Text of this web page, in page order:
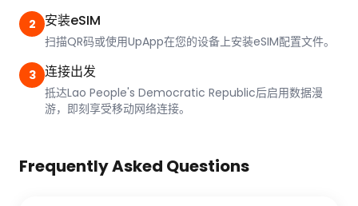
2 安装eSIM
扫描QR码或使用UpApp在您的设备上安装eSIM配置文件。
3 连接出发
抵达Lao People's Democratic Republic后启用数据漫
游，即刻享受移动网络连接。
Frequently Asked Questions